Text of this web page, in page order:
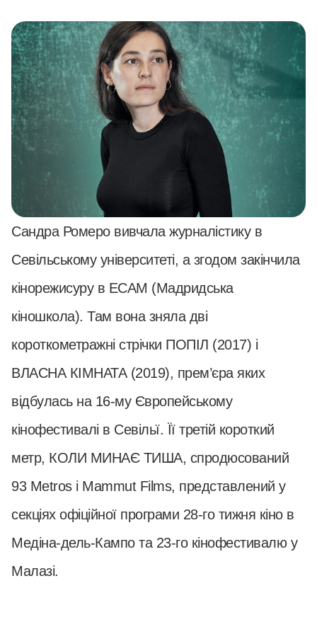
Сандра Ромеро вивчала журналістику в
Севільському університеті, а згодом закінчила
кінорежисуру в ECAM (Мадридська
кіношкола). Там вона зняла дві
короткометражні стрічки ПОПІЛ (2017) і
ВЛАСНА КІМНАТА (2019), прем’єра яких
відбулась на 16-му Європейському
кінофестивалі в Севільї. Її третій короткий
метр, КОЛИ МИНАЄ ТИША, спродюсований
93 Metros і Mammut Films, представлений у
секціях офіційної програми 28-го тижня кіно в
Медіна-дель-Кампо та 23-го кінофестивалю у
Малазі.